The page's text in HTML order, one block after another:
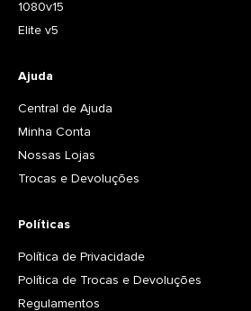
1080v15
Elite v5
Ajuda
Central de Ajuda
Minha Conta
Nossas Lojas
Trocas e Devoluções
Políticas
Política de Privacidade
Política de Trocas e Devoluções
Regulamentos